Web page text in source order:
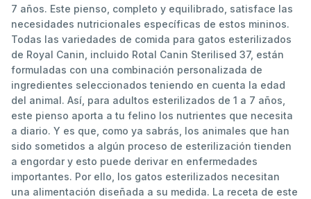
7 años. Este pienso, completo y equilibrado, satisface las
necesidades nutricionales específicas de estos mininos.
Todas las variedades de comida para gatos esterilizados
de Royal Canin, incluido Rotal Canin Sterilised 37, están
formuladas con una combinación personalizada de
ingredientes seleccionados teniendo en cuenta la edad
del animal. Así, para adultos esterilizados de 1 a 7 años,
este pienso aporta a tu felino los nutrientes que necesita
a diario. Y es que, como ya sabrás, los animales que han
sido sometidos a algún proceso de esterilización tienden
a engordar y esto puede derivar en enfermedades
importantes. Por ello, los gatos esterilizados necesitan
una alimentación diseñada a su medida. La receta de este